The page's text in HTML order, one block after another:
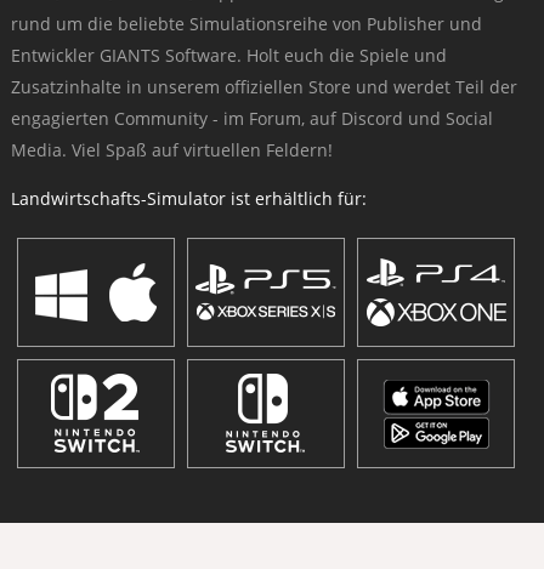
rund um die beliebte Simulationsreihe von Publisher und
Entwickler GIANTS Software. Holt euch die Spiele und
Zusatzinhalte in unserem offiziellen Store und werdet Teil der
engagierten Community - im Forum, auf Discord und Social
Media. Viel Spaß auf virtuellen Feldern!
Landwirtschafts-Simulator ist erhältlich für: